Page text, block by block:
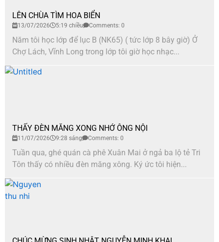
LÊN CHÙA TÌM HOA BIỂN
13/07/2026 5:19 chiều Comments: 0
Năm tôi học lớp để lục B (NK65) ( tức lớp 8 bây giờ) Ở
Chợ Lách, Vĩnh Long trong lớp tôi giờ học nhạc...
THẤY ĐÈN MĂNG XONG NHỚ ÔNG NỘI
11/07/2026 9:28 sáng Comments: 0
Tuần qua, ghé quán cà phê Xuân Mai ở ngả ba lộ tẻ Tri
Tôn thấy có nhiều đèn măng xông. Ký ức tôi hiện...